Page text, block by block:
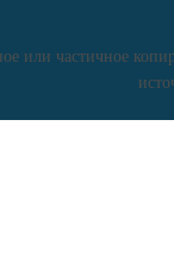
или частичное